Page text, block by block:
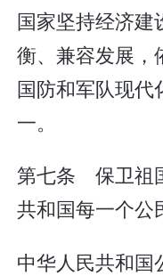
国家坚持经济建
衡、兼容发展，
国防和军队现代
一。
第七条 保卫祖
共和国每一个公
中华人民共和国